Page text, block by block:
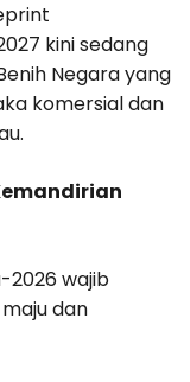
kini sedang
Negara yang
komersial dan
2026 wajib
dan